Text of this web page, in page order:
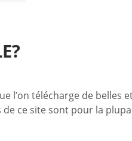
l’on télécharge de belles
ce site sont pour la